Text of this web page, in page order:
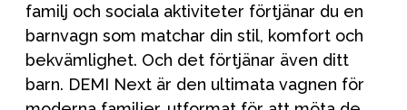
familj och sociala aktiviteter förtjänar du en
barnvagn som matchar din stil, komfort och
bekvämlighet. Och det förtjänar även ditt
barn. DEMI Next är den ultimata vagnen för